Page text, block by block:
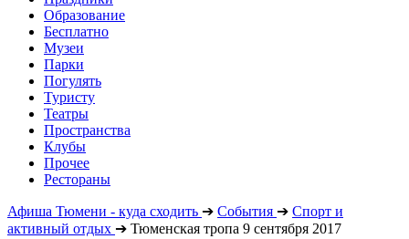
Образование
Бесплатно
Музеи
Парки
Погулять
Туристу
Театры
Пространства
Клубы
Прочее
Рестораны
Афиша Тюмени - куда сходить ➔ События ➔ Спорт и
активный отдых ➔ Тюменская тропа 9 сентября 2017